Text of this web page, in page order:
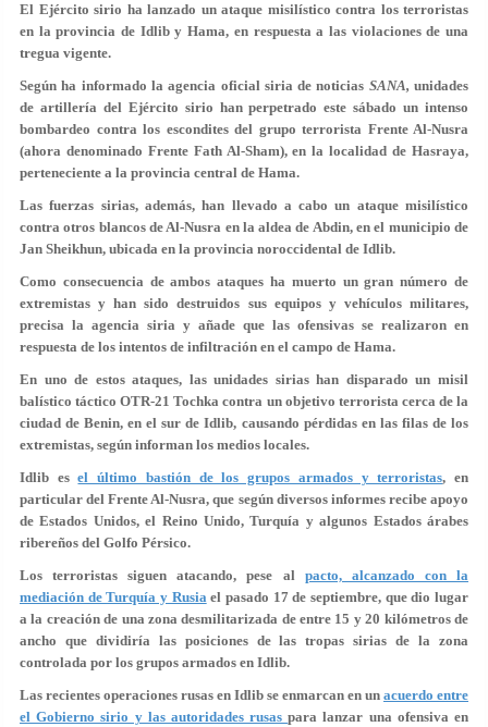
El Ejército sirio ha lanzado un ataque misilístico contra los terroristas
en la provincia de Idlib y Hama, en respuesta a las violaciones de una
tregua vigente.
Según ha informado la agencia oficial siria de noticias SANA, unidades
de artillería del Ejército sirio han perpetrado este sábado un intenso
bombardeo contra los escondites del grupo terrorista Frente Al-Nusra
(ahora denominado Frente Fath Al-Sham), en la localidad de Hasraya,
perteneciente a la provincia central de Hama.
Las fuerzas sirias, además, han llevado a cabo un ataque misilístico
contra otros blancos de Al-Nusra en la aldea de Abdin, en el municipio de
Jan Sheikhun, ubicada en la provincia noroccidental de Idlib.
Como consecuencia de ambos ataques ha muerto un gran número de
extremistas y han sido destruidos sus equipos y vehículos militares,
precisa la agencia siria y añade que las ofensivas se realizaron en
respuesta de los intentos de infiltración en el campo de Hama.
En uno de estos ataques, las unidades sirias han disparado un misil
balístico táctico OTR-21 Tochka contra un objetivo terrorista cerca de la
ciudad de Benin, en el sur de Idlib, causando pérdidas en las filas de los
extremistas, según informan los medios locales.
Idlib esel último bastión de los grupos armados y terroristas, en
particular del Frente Al-Nusra, que según diversos informes recibe apoyo
de Estados Unidos, el Reino Unido, Turquía y algunos Estados árabes
ribereños del Golfo Pérsico.
Los terroristas siguen atacando, pese al pacto, alcanzado con la
mediación de Turquía y Rusiael pasado 17 de septiembre, que dio lugar
a la creación de una zona desmilitarizada de entre 15 y 20 kilómetros de
ancho que dividiría las posiciones de las tropas sirias de la zona
controlada por los grupos armados en Idlib.
Las recientes operaciones rusas en Idlib se enmarcan en un acuerdo entre
el Gobierno sirio y las autoridades rusaspara lanzar una ofensiva en